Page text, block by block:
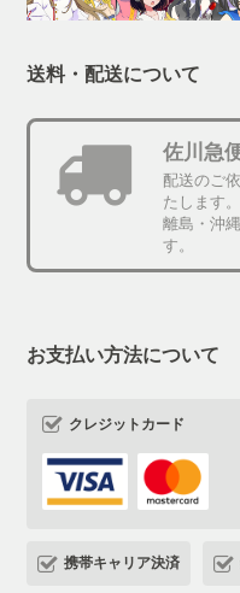
送料・配送について
佐川急
配送のご
たします。
離島・沖
す。
お支払い方法について
クレジットカード
携帯キャリア決済